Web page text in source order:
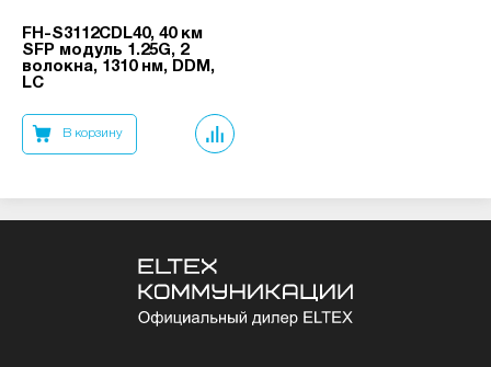
FH-S3112CDL40, 40 км
SFP модуль 1.25G, 2
волокна, 1310 нм, DDM,
LC
В корзину